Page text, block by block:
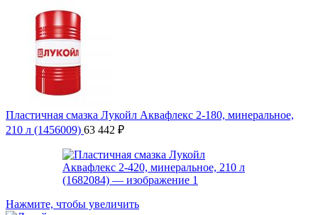
Пластичная смазка Лукойл Аквафлекс 2-180, минеральное,
210 л (1456009) 63 442 ₽
Нажмите, чтобы увеличить